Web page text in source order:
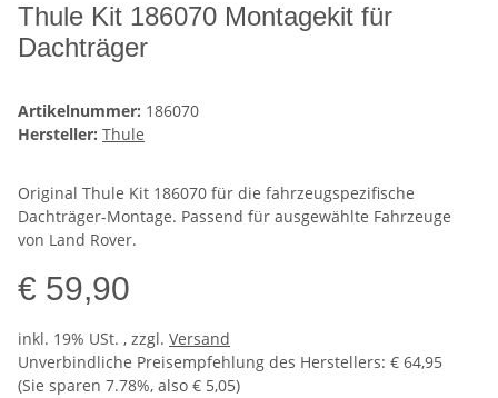
Thule Kit 186070 Montagekit für
Dachträger
Artikelnummer: 186070
Hersteller: Thule
Original Thule Kit 186070 für die fahrzeugspezifische
Dachträger-Montage. Passend für ausgewählte Fahrzeuge
von Land Rover.
€ 59,90
inkl. 19% USt. , zzgl. Versand
Unverbindliche Preisempfehlung des Herstellers: € 64,95
(Sie sparen 7.78%, also € 5,05)